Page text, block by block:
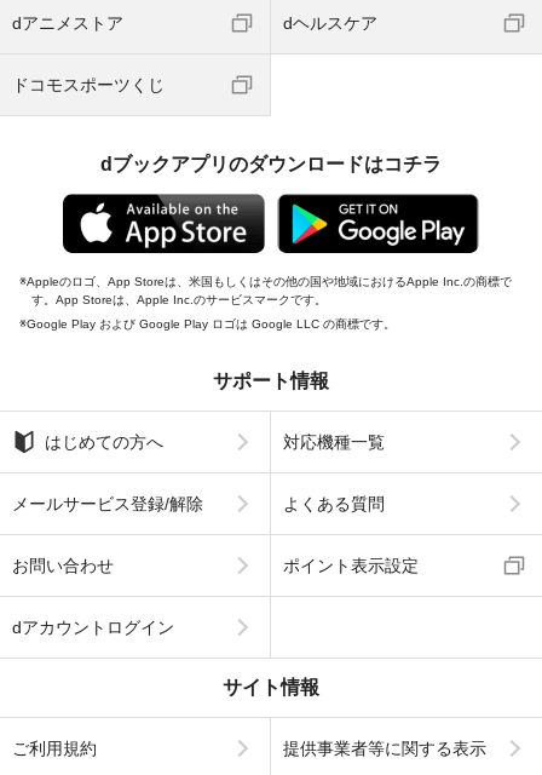
dアニメストア dヘルスケア
ドコモスポーツくじ
dブックアプリのダウンロードはコチラ
Appleのロゴ、App Storeは、米国もしくはその他の国や地域におけるApple Inc.の商標で
す。App Storeは、Apple Inc.のサービスマークです。
Google Play および Google Play ロゴは Google LLC の商標です。
サポート情報
はじめての方へ 対応機種一覧
メールサービス登録/解除 よくある質問
お問い合わせ ポイント表示設定
dアカウントログイン
サイト情報
ご利用規約 提供事業者等に関する表示